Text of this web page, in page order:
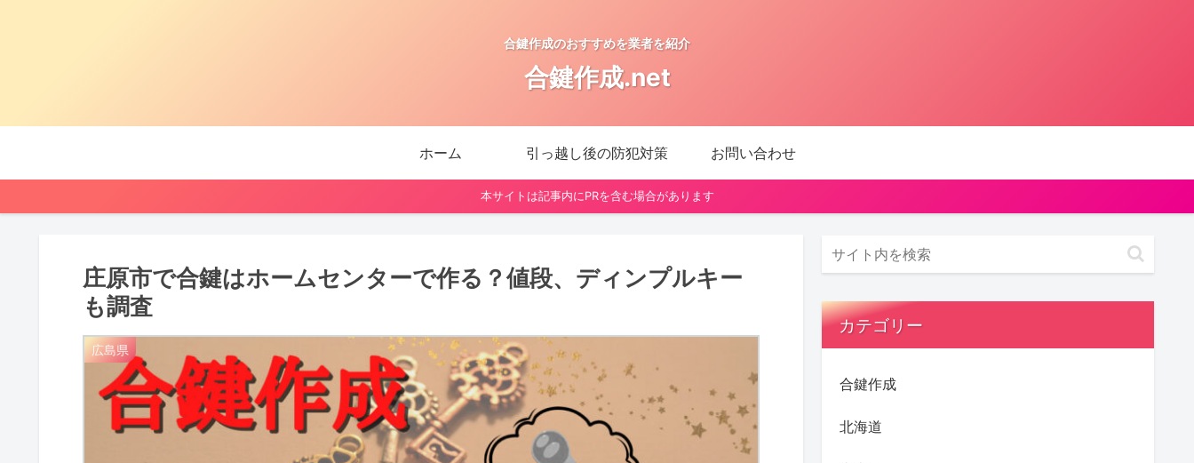
合鍵作成のおすすめを業者を紹介
合鍵作成.net
ホーム 引っ越し後の防犯対策 お問い合わせ
本サイトは記事内にPRを含む場合があります
庄原市で合鍵はホームセンターで作る？値段、ディンプルキー
も調査
広島県
カテゴリー
合鍵作成
北海道